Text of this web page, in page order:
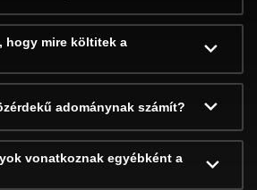
hogy mire költitek a
adománynak számít?
vonatkoznak egyébként a